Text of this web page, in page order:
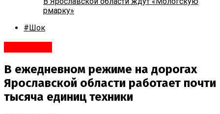
рмарку»
#Шок
В ежедневном режиме на дорогах
Ярославской области работает почти
тысяча единиц техники